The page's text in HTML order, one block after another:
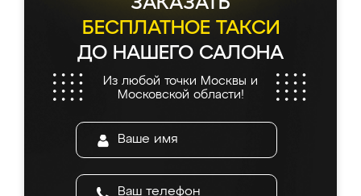
БЕСПЛАТНОЕ ТАКСИ
ДО НАШЕГО САЛОНА
Из любой точки Москвы и
Московской области!